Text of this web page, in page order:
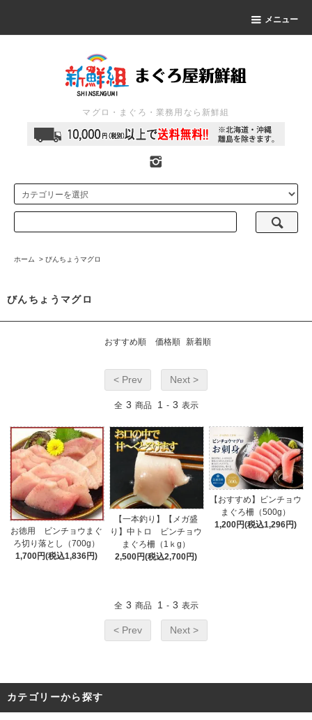
メニュー
マグロ・まぐろ・業務用なら新鮮組
ホーム > びんちょうマグロ
びんちょうマグロ
おすすめ順 価格順 新着順
< Prev Next >
全 3 商品 1 - 3 表示
お徳用 ビンチョウまぐ
ろ切り落とし（700g）
1,700円(税込1,836円)
【一本釣り】【メガ盛
り】中トロ ビンチョウ
まぐろ柵（1ｋg）
2,500円(税込2,700円)
【おすすめ】ビンチョウ
まぐろ柵（500g）
1,200円(税込1,296円)
全 3 商品 1 - 3 表示
< Prev Next >
カテゴリーから探す